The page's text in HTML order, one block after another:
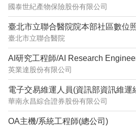
國泰世紀產物保險股份有限公司
臺北市立聯合醫院
AI研究工程師/AI Research
英業達股份有限公司
電子交易維運人員(資訊部資訊維運
華南永昌綜合證券股份有限公司
OA主機/系統工程師(總公司)